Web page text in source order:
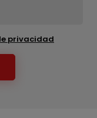
privacidad